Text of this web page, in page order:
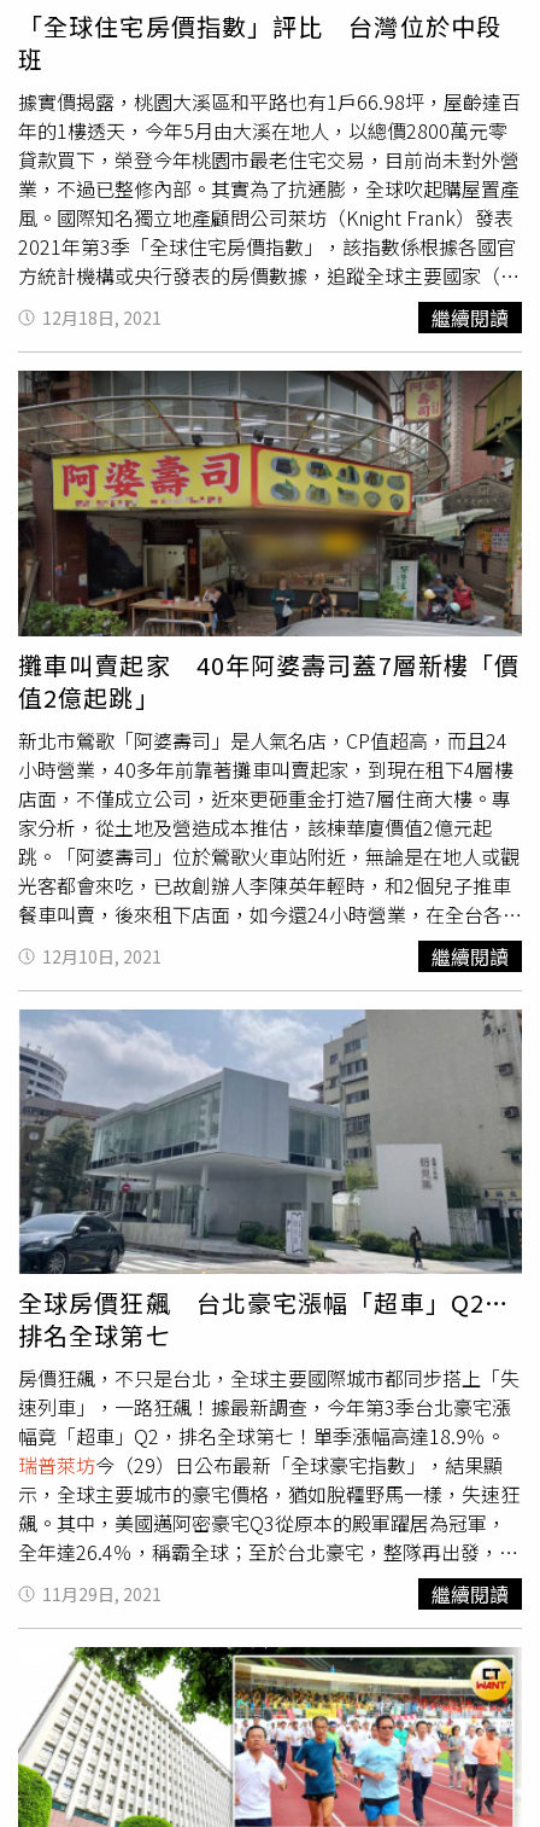
彈琴時的住處，當時照片中僅看見客廳擺了1台鋼琴和1面大
鏡子，管線甚至外露，被粉絲虧是「家徒四壁」，而王力宏
婚後就把房子留給母親李明珠居住，據最新地籍資料，國庭
是登記在「宏聲藝人經紀公司」名下，公司負責人為李明
珠。據大家房屋企畫研究室副理郎美囡表示，國庭位在台北
市中正區忠孝東路上，屋齡16年，一層三戶，坪數規劃在
75坪左右，緊鄰華山文創園區和捷運善導寺站機能佳，
2006年公開銷售時，單坪約60萬元上下，15年來成交均價
約110萬元，房價已增值8成，除了王力宏外，傳出王世均
和洪曉蕾夫婦也曾擁有一戶。王力宏過去為北市忠孝東路豪
宅「國庭」的知名住戶，之後傳出給李母家人居住。（圖／
翻攝自GoogleMap）王力宏當時以單坪67萬元購入，根據
試算，豪宅非面向忠孝東路，房屋74坪以單坪100萬元計
算，加上3個車位，每個車位約350萬元，估計總價值約
8500萬元。當時王力宏購入時房價僅現在的一半，總價近
5000萬元，郎美囡也表示，國庭的房價15年前屬北市高價
位，顯見金字塔頂端的買家偏好指標地段豪宅，除了機能和
建設性，保值以及成長空間也是這些買家關注的重點。
「全球住宅房價指數」評比 台灣位於中段
班
據實價揭露，桃園大溪區和平路也有1戶66.98坪，屋齡達百
年的1樓透天，今年5月由大溪在地人，以總價2800萬元零
貸款買下，榮登今年桃園市最老住宅交易，目前尚未對外營
業，不過已整修內部。其實為了抗通膨，全球吹起購屋置產
風。國際知名獨立地產顧問公司萊坊（Knight Frank）發表
2021年第3季「全球住宅房價指數」，該指數係根據各國官
方統計機構或央行發表的房價數據，追蹤全球主要國家（或
區域）的住宅價格表現。截至2021年9月的1年內，全球主
要的56個國家及區域之房價平均年增率高達9.4％，較上季
增幅微增0.2％，僅有馬來西亞及摩洛哥小跌，其中更有
48％的國家及區域房價年增率超過10％。土耳其以年增率
35.5％的驚人數字穩坐全球首位，南韓、紐西蘭、瑞典、澳
洲等國分居第2到第5名。國人較熟悉的美國漲幅也有
18.7％、加拿大17.3％、德國12.5％、英國11.8％、日本
8.9％、新加坡7.5％、香港3.8％、中國3.2％。然而有鑑於
今年各國通貨膨漲程度不一，扣除通膨因子後，土耳其房價
年增率則大減至15.9％落到第四名，取而代之由南韓以
23.9％的增幅出線，成為2021Q3全球房價漲幅之最，其次
為瑞典的17.8％、紐西蘭的17.0％。台灣在不考量通膨時，
位居全球第30名，屬於中後段班，但將通膨率扣除，則以年
增率6.9％來到全球第23名的中段班。瑞普萊坊 市場研究總
監黃舒衛表示，台灣房市受資金面、產業面、成本面等三駕
馬車帶動，市況沸騰。不過，從央行最新的消費貸款餘額成
長趨勢來看，新增住宅貸款年增率從今年6月的10.42％降到
10月的9.37％，建築融資也從今年初的18.7％降到
15.25％，顯見資金潮雖然洶湧，但選擇性信用管制已然發
力。
12月18日, 2021 繼續閱讀
攤車叫賣起家 40年阿婆壽司蓋7層新樓「價
值2億起跳」
新北市鶯歌「阿婆壽司」是人氣名店，CP值超高，而且24
小時營業，40多年前靠著攤車叫賣起家，到現在租下4層樓
店面，不僅成立公司，近來更砸重金打造7層住商大樓。專
家分析，從土地及營造成本推估，該棟華廈價值2億元起
跳。「阿婆壽司」位於鶯歌火車站附近，無論是在地人或觀
光客都會來吃，已故創辦人李陳英年輕時，和2個兒子推車
餐車叫賣，後來租下店面，如今還24小時營業，在全台各地
也可以發現其分店。近期以公司名義，將在建國路打造7層
樓的住商大樓。根據建照資料，該棟建築為地上7層、地下2
層大樓，總工程造價為2705萬9000元，2019年9月9日動
工，原本預計今年10月完工，但目前還在施工，新北建照自
動展延2年，最晚可望在2023年完工。「阿婆壽司」店面未
來將搬到建國路上。（圖／翻攝自Google Map）根據《蘋
果新聞網》報導，東森房屋三鶯地區總經理廖麟鑫指出，阿
婆壽司目前的店址，月租金約20萬，雖不清楚業者收購土地
成本，但建國路的140坪基地位於鶯歌區蛋黃區，又屬商業
地，光是土地單坪就有100萬水準，推估土地價值達1.4～
1.5億，加上大樓每坪實際造價15～17萬來算，總樓地板面
積約750坪，新大樓房地價值至少2億。 瑞普萊坊市場研究
暨顧問部總監黃舒衛分析，該面1、2樓為用餐區，顧客端湯
上樓不方便，新店可改善原有動線，提升整體服務水準、加
強管理效率，並減少房東對租金成本的影響。針對未來規
劃，阿婆壽司店員低調表示，店面將搬到建國路上，時間點
不確定，其他則不多做回應。
12月10日, 2021 繼續閱讀
全球房價狂飆 台北豪宅漲幅「超車」Q2…
排名全球第七
房價狂飆，不只是台北，全球主要國際城市都同步搭上「失
速列車」，一路狂飆！據最新調查，今年第3季台北豪宅漲
幅竟「超車」Q2，排名全球第七！單季漲幅高達18.9％。
瑞普萊坊今（29）日公布最新「全球豪宅指數」，結果顯
示，全球主要城市的豪宅價格，猶如脫韁野馬一樣，失速狂
飆。其中，美國邁阿密豪宅Q3從原本的殿軍躍居為冠軍，
全年達26.4％，稱霸全球；至於台北豪宅，整隊再出發，年
增18.9％，排名全球第七。國際知名獨立地產顧問公司萊坊
（Knight Frank）發表2021年第三季「全球豪宅指數」
（Prime Global Cities Index），該指數係根據各國官方統
計機構或央行發表的房價數據，追蹤全球主要城市官方認定
或成交總價前5%的豪宅價格表現，近年來已然成為頂級不
動產的重要關注指標。全球主要46個城市中，2021年Q3有
38個的豪宅價格上揚，平均年增率為9.5％，超車Q2的
8.2％，已經跌破全球眼鏡。部分城市漲幅，甚至有35％，
呈現雙位數成長。其中邁阿密擠下多倫多，以年漲26.4％一
11月29日, 2021 繼續閱讀